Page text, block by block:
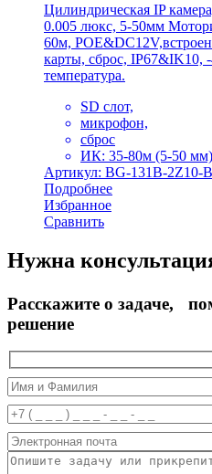
Цилиндрическая IP
0.005 люкс, 5-50мм
60м,
карты, сброс, IP67&IK10, -
температура.
SD слот,
микрофон,
сброс
ИК: 35-80м (5-50 мм)
Артикул: BG-131B-2Z10-
Подробнее
Избранное
Сравнить
Нужна
Расскажите о задаче,
решение